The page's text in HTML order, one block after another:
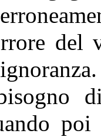
del